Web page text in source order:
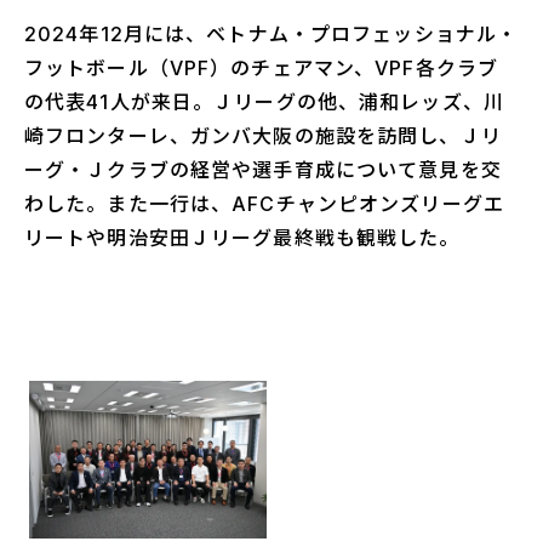
2024年12月には、ベトナム・プロフェッショナル・
フットボール（VPF）のチェアマン、VPF各クラブ
の代表41人が来日。Ｊリーグの他、浦和レッズ、川
崎フロンターレ、ガンバ大阪の施設を訪問し、Ｊリ
ーグ・Ｊクラブの経営や選手育成について意見を交
わした。また一行は、AFCチャンピオンズリーグエ
リートや明治安田Ｊリーグ最終戦も観戦した。